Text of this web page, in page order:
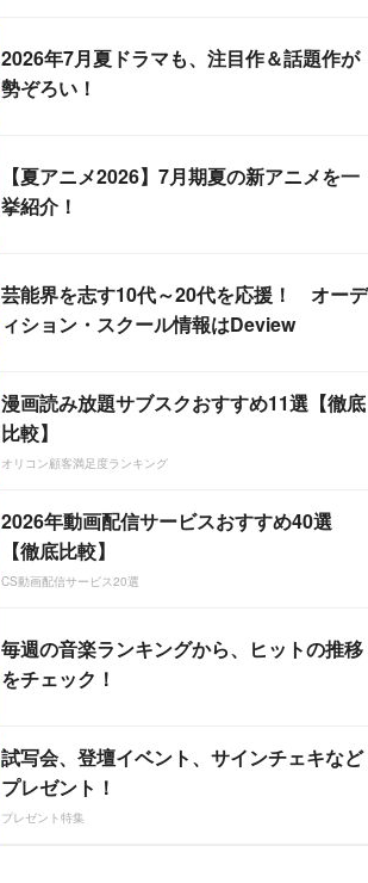
2026年7月夏ドラマも、注目作＆話題作が
勢ぞろい！
【夏アニメ2026】7月期夏の新アニメを一
挙紹介！
芸能界を志す10代～20代を応援！ オーデ
ィション・スクール情報はDeview
漫画読み放題サブスクおすすめ11選【徹底
比較】
オリコン顧客満足度ランキング
2026年動画配信サービスおすすめ40選
【徹底比較】
CS動画配信サービス20選
毎週の音楽ランキングから、ヒットの推移
をチェック！
試写会、登壇イベント、サインチェキなど
プレゼント！
プレゼント特集